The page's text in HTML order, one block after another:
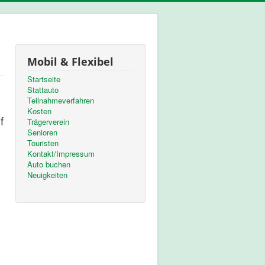
Mobil & Flexibel
Startseite
Stattauto
Teilnahmeverfahren
Kosten
Trägerverein
Senioren
Touristen
Kontakt/Impressum
Auto buchen
Neuigkeiten